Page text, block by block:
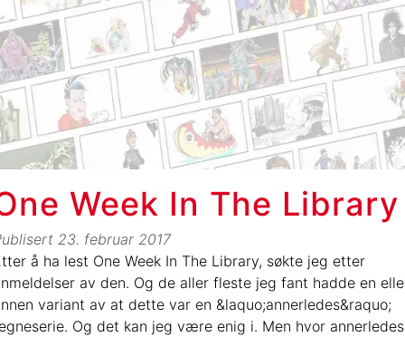
Week In The Library
23. februar 2017
å ha lest One Week In The Library, søkte jeg etter
av den. Og de aller fleste jeg fant hadde en
variant av at dette var en &laquo;annerledes&raquo;
Og det kan jeg være enig i. Men hvor